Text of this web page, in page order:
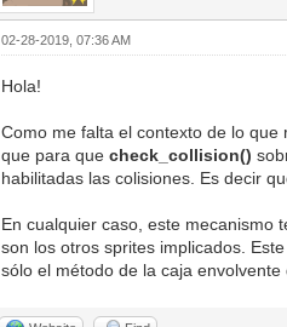
02-28-2019, 07:36 AM
Hola!
Como me falta el contexto de lo
que para quecheck_collision()
habilitadas las colisiones. Es decir
En cualquier caso, este mecanismo
son los otros sprites implicados.
sólo el método de la caja